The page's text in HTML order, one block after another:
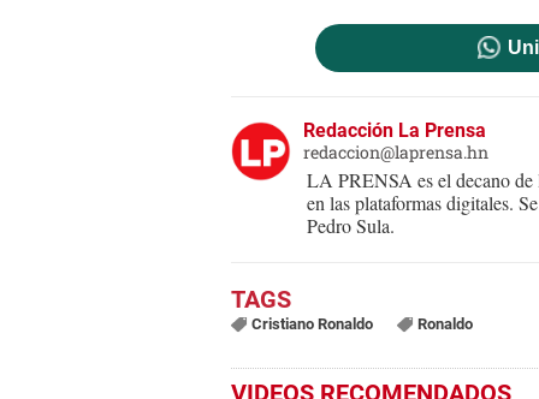
Redacción La Prensa
redaccion@laprensa.hn
LA PRENSA es el decano de
en las plataformas digitales.
Pedro Sula.
Cristiano Ronaldo Ronaldo
VIDEOS RECOMENDADOS